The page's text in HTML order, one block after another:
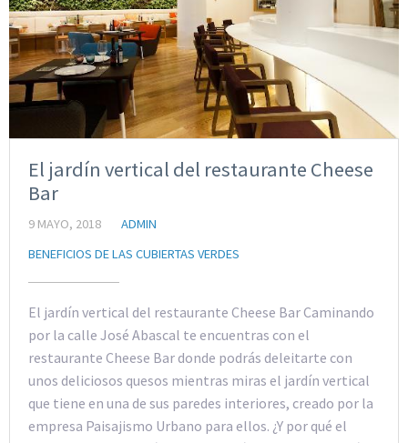
El jardín vertical del restaurante Cheese
Bar
9 MAYO, 2018
ADMIN
BENEFICIOS DE LAS CUBIERTAS VERDES
El jardín vertical del restaurante Cheese Bar Caminando
por la calle José Abascal te encuentras con el
restaurante Cheese Bar donde podrás deleitarte con
unos deliciosos quesos mientras miras el jardín vertical
que tiene en una de sus paredes interiores, creado por la
empresa Paisajismo Urbano para ellos. ¿Y por qué el